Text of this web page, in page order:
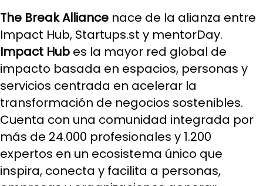
The Break Alliance nace de la alianza entre
Impact Hub, Startups.st y mentorDay.
Impact Hub es la mayor red global de
impacto basada en espacios, personas y
servicios centrada en acelerar la
transformación de negocios sostenibles.
Cuenta con una comunidad integrada por
más de 24.000 profesionales y 1.200
expertos en un ecosistema único que
inspira, conecta y facilita a personas,